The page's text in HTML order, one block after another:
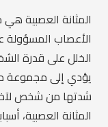
المثانة العصبية
الأعصاب المسؤولة
الخلل على قدرة
يؤدي إلى مجموعة
شدتها من شخص
المثانة العصبية،